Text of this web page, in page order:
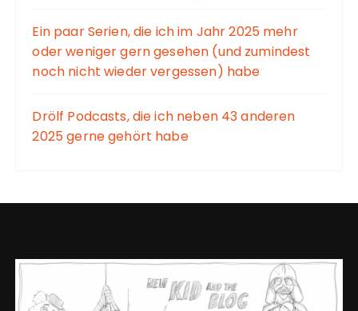
Ein paar Serien, die ich im Jahr 2025 mehr
oder weniger gern gesehen (und zumindest
noch nicht wieder vergessen) habe
Drölf Podcasts, die ich neben 43 anderen
2025 gerne gehört habe